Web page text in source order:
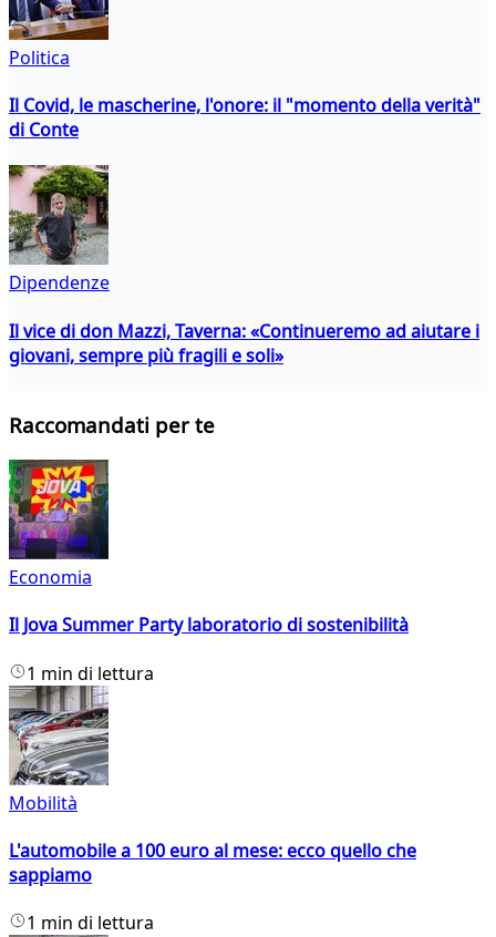
Politica
Il Covid, le mascherine, l'onore: il "momento della verità"
di Conte
Dipendenze
Il vice di don Mazzi, Taverna: «Continueremo ad aiutare i
giovani, sempre più fragili e soli»
Raccomandati per te
Economia
Il Jova Summer Party laboratorio di sostenibilità
1 min di lettura
Mobilità
L'automobile a 100 euro al mese: ecco quello che
sappiamo
1 min di lettura